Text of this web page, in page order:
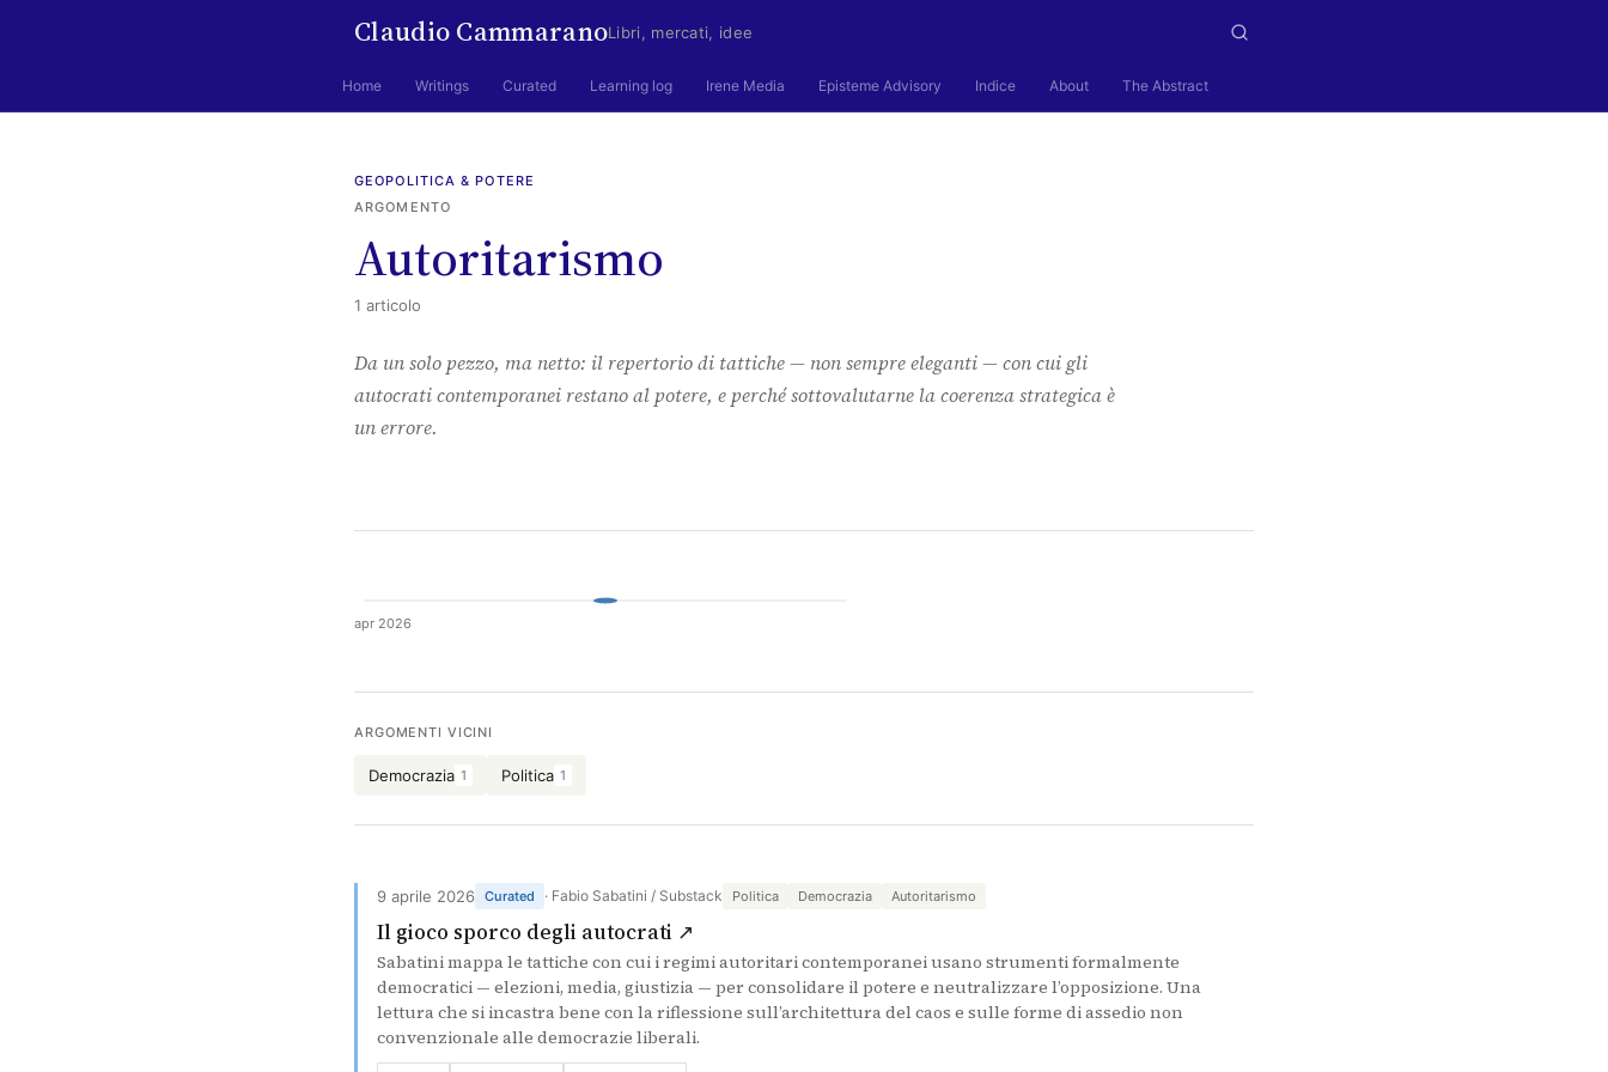
Claudio CammaranoLibri, mercati, idee
Home Writings Curated Learning log Irene Media Episteme Advisory Indice About The Abstract
GEOPOLITICA & POTERE
ARGOMENTO
Autoritarismo
1 articolo
Da un solo pezzo, ma netto: il repertorio di tattiche — non sempre eleganti — con cui gli
autocrati contemporanei restano al potere, e perché sottovalutarne la coerenza strategica è
un errore.
apr 2026
ARGOMENTI VICINI
Democrazia 1 Politica 1
9 aprile 2026 Curated · Fabio Sabatini / Substack Politica Democrazia Autoritarismo
Il gioco sporco degli autocrati ↗
Sabatini mappa le tattiche con cui i regimi autoritari contemporanei usano strumenti formalmente
democratici — elezioni, media, giustizia — per consolidare il potere e neutralizzare l’opposizione. Una
lettura che si incastra bene con la riflessione sull’architettura del caos e sulle forme di assedio non
convenzionale alle democrazie liberali.